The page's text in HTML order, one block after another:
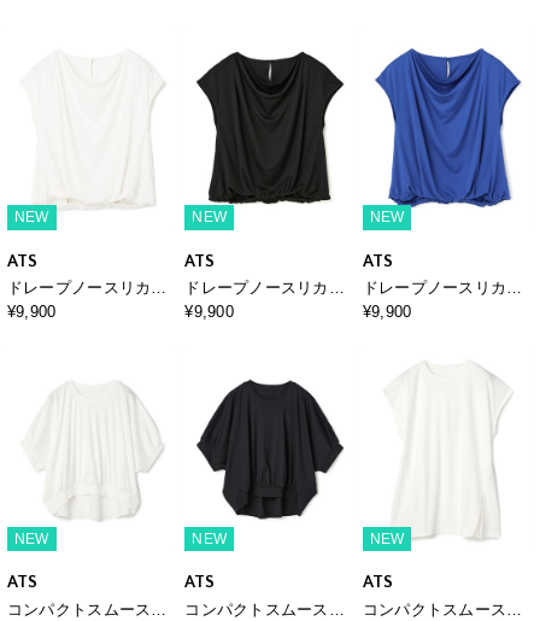
NEW
ATS
ドレープノースリカッ
トソー
¥9,900
NEW
ATS
ドレープノースリカッ
トソー
¥9,900
NEW
ATS
ドレープノースリカッ
トソー
¥9,900
NEW
ATS
コンパクトスムースド
NEW
ATS
コンパクトスムースド
NEW
ATS
コンパクトスムースプ